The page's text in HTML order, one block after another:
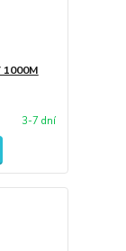
1000M
3-7 dní